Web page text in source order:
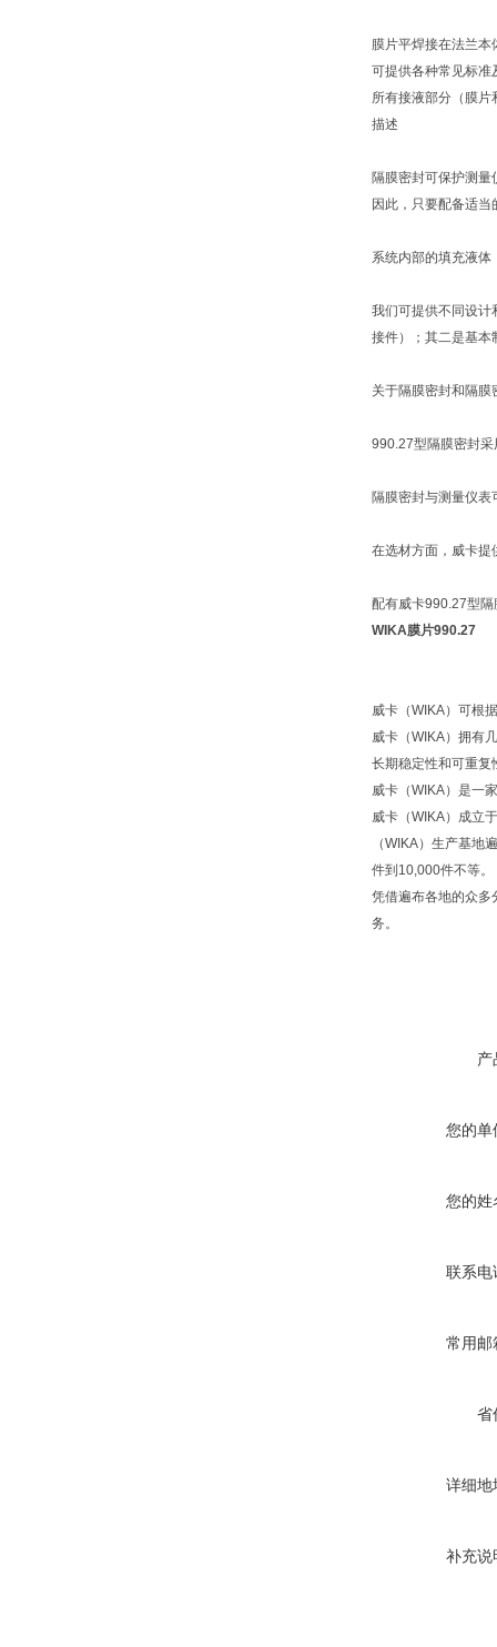
膜片平焊接在法兰本
可提供各种常见标准
所有接液部分（膜
描述
隔膜密封可保护测
因此，只要配备适
系统内部的填充液
我们可提供不同设计
接件）；其二是基本
关于隔膜密封和隔膜
990.27型隔膜密封
隔膜密封与测量仪
在选材方面，威卡提
配有威卡990.27型
WIKA膜片990.27
威卡（WIKA）可根
威卡（WIKA）拥有
长期稳定性和可重复
威卡（WIKA）是一
威卡（WIKA）成立
（WIKA）生产基
件到10,000件不等。
凭借遍布各地的众多
务。
产
您的单
您的姓
联系电
常用邮
省
详细地
补充说